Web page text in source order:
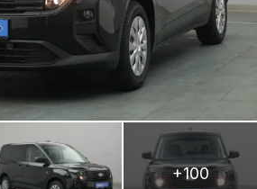
+100